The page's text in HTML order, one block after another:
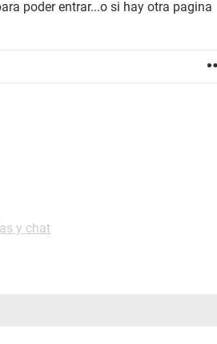
poder entrar...o si hay otra pagina
y chat